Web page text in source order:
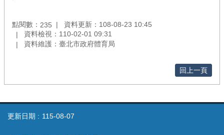
點閱數： 235
資料更新：108-08-23 10:45
資料檢視：110-02-01 09:31
資料維護：臺北市政府體育局
回上一頁
更新日期 115-08-07